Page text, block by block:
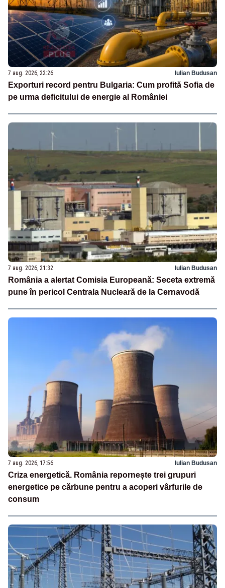
7 aug. 2026, 22:26 Iulian Budusan
Exporturi record pentru Bulgaria: Cum profită Sofia de
pe urma deficitului de energie al României
7 aug. 2026, 21:32 Iulian Budusan
România a alertat Comisia Europeană: Seceta extremă
pune în pericol Centrala Nucleară de la Cernavodă
7 aug. 2026, 17:56 Iulian Budusan
Criza energetică. România repornește trei grupuri
energetice pe cărbune pentru a acoperi vârfurile de
consum